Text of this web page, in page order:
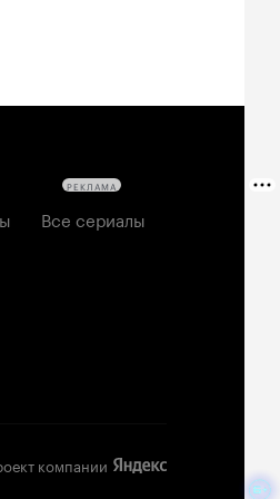
Все сериалы
компании
РЕКЛАМА